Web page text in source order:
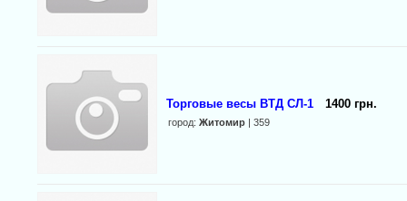
Торговые весы ВТД СЛ-1 1400 грн.
город: Житомир| 359